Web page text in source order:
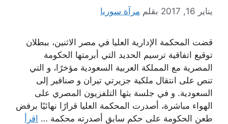
يناير 16, 2017 بقلم مرآة سوريا
قضت المحكمة الإدارية العليا في مصر الاثنين، ببطلان
توقيع اتفاقية ترسيم الحديد التي أبرمتها الحكومة
المصرية مع المملكة العربية السعودية مؤخرًا، و التي
تنص على انتقال ملكية جزيرتي تيران و صنافير إلى
السعودية. و في جلسة بثها التلفزيون المصري على
الهواء مباشرة، أصدرت المحكمة العليا قرارًا نهائيًا برفض
طعن الحكومة على حكم سابق أصدرته محكمة … اقرأ